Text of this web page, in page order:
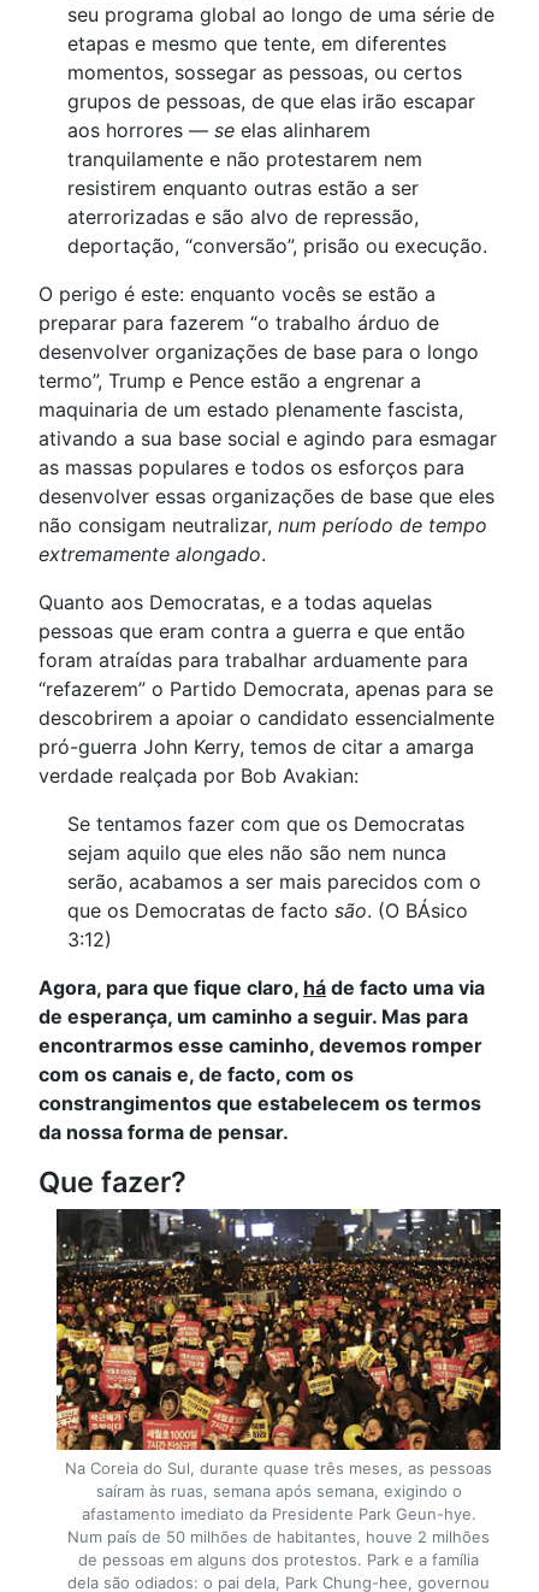
seu programa global ao longo de uma série de
etapas e mesmo que tente, em diferentes
momentos, sossegar as pessoas, ou certos
grupos de pessoas, de que elas irão escapar
aos horrores — se elas alinharem
tranquilamente e não protestarem nem
resistirem enquanto outras estão a ser
aterrorizadas e são alvo de repressão,
deportação, “conversão”, prisão ou execução.
O perigo é este: enquanto vocês se estão a
preparar para fazerem “o trabalho árduo de
desenvolver organizações de base para o longo
termo”, Trump e Pence estão a engrenar a
maquinaria de um estado plenamente fascista,
ativando a sua base social e agindo para esmagar
as massas populares e todos os esforços para
desenvolver essas organizações de base que eles
não consigam neutralizar, num período de tempo
extremamente alongado.
Quanto aos Democratas, e a todas aquelas
pessoas que eram contra a guerra e que então
foram atraídas para trabalhar arduamente para
“refazerem” o Partido Democrata, apenas para se
descobrirem a apoiar o candidato essencialmente
pró-guerra John Kerry, temos de citar a amarga
verdade realçada por Bob Avakian:
Se tentamos fazer com que os Democratas
sejam aquilo que eles não são nem nunca
serão, acabamos a ser mais parecidos com o
que os Democratas de facto são. (O BÁsico
3:12)
Agora, para que fique claro, há de facto uma via
de esperança, um caminho a seguir. Mas para
encontrarmos esse caminho, devemos romper
com os canais e, de facto, com os
constrangimentos que estabelecem os termos
da nossa forma de pensar.
Que fazer?
Na Coreia do Sul, durante quase três meses, as pessoas
saíram às ruas, semana após semana, exigindo o
afastamento imediato da Presidente Park Geun-hye.
Num país de 50 milhões de habitantes, houve 2 milhões
de pessoas em alguns dos protestos. Park e a família
dela são odiados: o pai dela, Park Chung-hee, governou